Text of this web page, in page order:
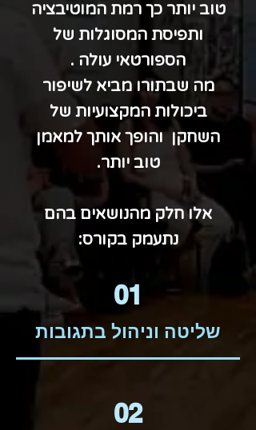
טוב יותר כך רמת המוטיבציה
ותפיסת המסוגלות של
הספורטאי עולה .
מה שבתורו מביא לשיפור
ביכולות המקצועיות של
השחקן והופך אותך למאמן
טוב יותר.
אלו חלק מהנושאים בהם
נתעמק בקורס:
01
שליטה וניהול בתגובות
02